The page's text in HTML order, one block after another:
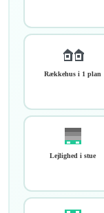
Rækkehus i 1 plan
Lejlighed i stue